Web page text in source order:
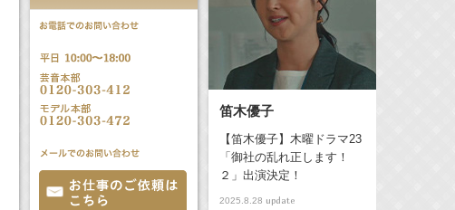
笛木優子
【笛木優子】木曜ドラマ23
「御社の乱れ正します！
２」出演決定！
2025.8.28 update